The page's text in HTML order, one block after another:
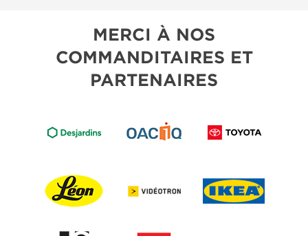
MERCI À NOS
COMMANDITAIRES ET
PARTENAIRES